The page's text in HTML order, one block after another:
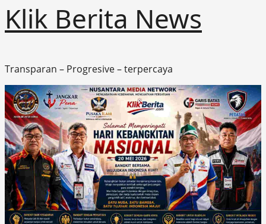
Klik Berita News
Transparan – Progresive – terpercaya